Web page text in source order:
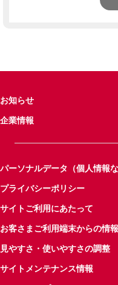
お知らせ
企業情報
パーソナルデータ（個人情報
プライバシーポリシー
サイトご利用にあたって
お客さまご利用端末からの情
見やすさ・使いやすさの調整
サイトメンテナンス情報